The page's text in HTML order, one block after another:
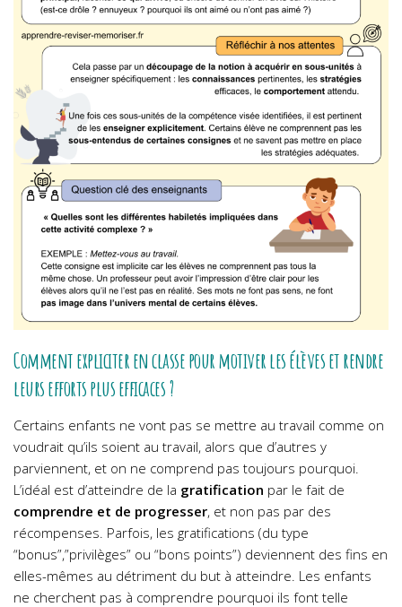
Comment expliciter en classe pour motiver les élèves et rendre
leurs efforts plus efficaces ?
Certains enfants ne vont pas se mettre au travail comme on
voudrait qu’ils soient au travail, alors que d’autres y
parviennent, et on ne comprend pas toujours pourquoi.
L’idéal est d’atteindre de la gratification par le fait de
comprendre et de progresser, et non pas par des
récompenses. Parfois, les gratifications (du type
“bonus”,”privilèges” ou “bons points”) deviennent des fins en
elles-mêmes au détriment du but à atteindre. Les enfants
ne cherchent pas à comprendre pourquoi ils font telle